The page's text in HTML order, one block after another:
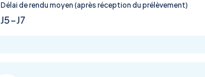
Délai de rendu moyen (après réception du prélèvement)
J5-J7